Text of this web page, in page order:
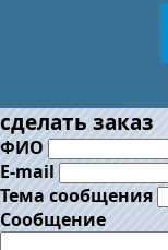
сделать заказ
ФИО
E-mail
Тема сообщения
Сообщение